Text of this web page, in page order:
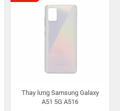
Thay lưng Samsung Galaxy
A51 5G A516